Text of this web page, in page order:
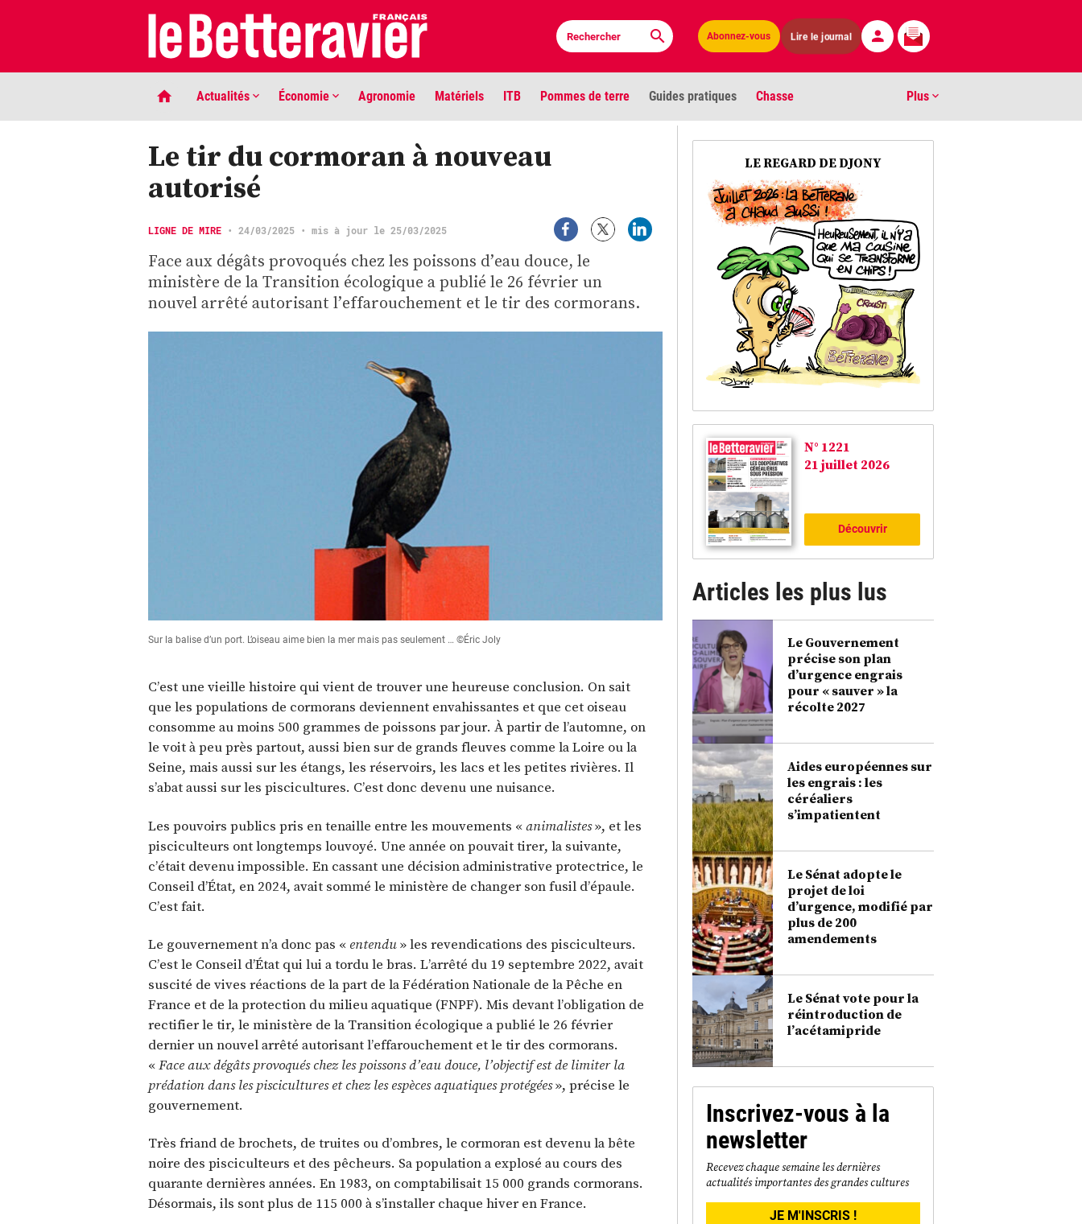
Abonnez-vous Lire le journal
Actualités Économie Agronomie Matériels ITB Pommes de terre Guides pratiques Chasse Plus
LIGNE DE MIRE
Phaco quand tu nous tiens …
LIGNE DE MIRE
Les louvetiers devant le Parlement
PLUS
Anciens numéros
Biocarburants
Environnement
Vidéos
Contact
Le tir du cormoran à nouveau
autorisé
LIGNE DE MIRE • 24/03/2025 • mis à jour le 25/03/2025
Face aux dégâts provoqués chez les poissons d’eau douce, le
ministère de la Transition écologique a publié le 26 février un
nouvel arrêté autorisant l’effarouchement et le tir des cormorans.
Sur la balise d’un port. L’oiseau aime bien la mer mais pas seulement … ©Éric Joly
C’est une vieille histoire qui vient de trouver une heureuse conclusion. On sait
que les populations de cormorans deviennent envahissantes et que cet oiseau
consomme au moins 500 grammes de poissons par jour. À partir de l’automne, on
le voit à peu près partout, aussi bien sur de grands fleuves comme la Loire ou la
Seine, mais aussi sur les étangs, les réservoirs, les lacs et les petites rivières. Il
s’abat aussi sur les piscicultures. C’est donc devenu une nuisance.
Les pouvoirs publics pris en tenaille entre les mouvements «animalistes», et les
pisciculteurs ont longtemps louvoyé. Une année on pouvait tirer, la suivante,
c’était devenu impossible. En cassant une décision administrative protectrice, le
Conseil d’État, en 2024, avait sommé le ministère de changer son fusil d’épaule.
C’est fait.
Le gouvernement n’a donc pas « entendu» les revendications des pisciculteurs.
C’est le Conseil d’État qui lui a tordu le bras. L’arrêté du 19 septembre 2022, avait
suscité de vives réactions de la part de la Fédération Nationale de la Pêche en
France et de la protection du milieu aquatique (FNPF). Mis devant l’obligation de
rectifier le tir, le ministère de la Transition écologique a publié le 26 février
dernier un nouvel arrêté autorisant l’effarouchement et le tir des cormorans.
«Face aux dégâts provoqués chez les poissons d’eau douce, l’objectif est de limiter la
prédation dans les piscicultures et chez les espèces aquatiques protégées», précise le
gouvernement.
Très friand de brochets, de truites ou d’ombres, le cormoran est devenu la bête
noire des pisciculteurs et des pêcheurs. Sa population a explosé au cours des
quarante dernières années. En 1983, on comptabilisait 15 000 grands cormorans.
Désormais, ils sont plus de 115 000 à s’installer chaque hiver en France.
LE REGARD DE DJONY
N° 1221
21 juillet 2026
Découvrir
Articles les plus lus
Le Gouvernement
précise son plan
d’urgence engrais
pour « sauver » la
récolte 2027
Aides européennes sur
les engrais : les
céréaliers
s’impatientent
Le Sénat adopte le
projet de loi
d’urgence, modifié par
plus de 200
amendements
Le Sénat vote pour la
réintroduction de
l’acétamipride
Inscrivez-vous à la
newsletter
Recevez chaque semaine les dernières
actualités importantes des grandes cultures
JE M'INSCRIS !